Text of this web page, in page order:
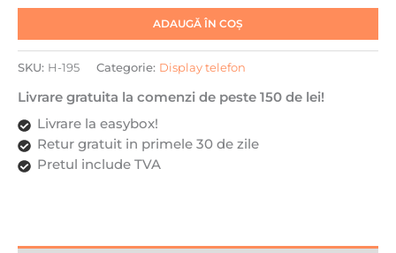
Mate
Lite
(2018),
DaDen®,
LCD,
Ecran
Tactil,
ADAUGĂ ÎN COȘ
SKU: H-195 Categorie: Display telefon
Livrare gratuita la comenzi de peste 150 de lei!
Livrare la easybox!
Retur gratuit in primele 30 de zile
Pretul include TVA